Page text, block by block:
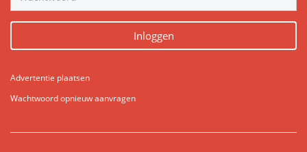
Inloggen
Advertentie plaatsen
Wachtwoord opnieuw aanvragen